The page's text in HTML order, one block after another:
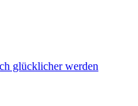
glücklicher werden